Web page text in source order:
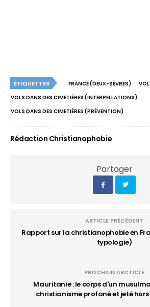
ÉTIQUETTES FRANCE (DEUX-SÈVRES)
VOLS DANS DES CIMETIÈRES (INTERPELLATIONS)
VOLS DANS DES CIMETIÈRES (PRÉVENTION)
Rédaction Christianophobie
Partager
ARTICLE PRÉCÉDENT
Rapport sur la christianophobie en
typologie)
PROCHAIN ARCTICLE
Mauritanie : le corps d'un
christianisme profané et jeté